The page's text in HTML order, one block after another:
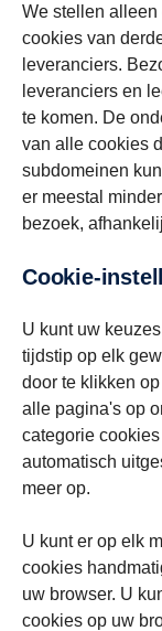
We stellen
cookies van
leveranciers.
leveranciers en
te komen. De
van alle cookies
subdomeinen
er meestal
bezoek,
Cookie-
U kunt uw
tijdstip op elk
door te klikken
alle pagina's op
categorie
automatisch
meer op.
U kunt er op elk
cookies
uw browser. U
cookies op uw